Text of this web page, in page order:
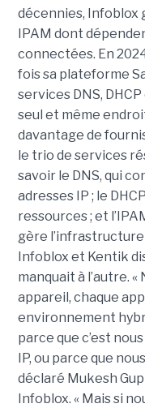
décennies, Infoblox
IPAM dont
connectées. En
fois sa plateforme
services DNS,
seul et même
davantage de
le trio de services
savoir le DNS, qui
adresses IP ; le
ressources ; et
gère l’infrastructure
Infoblox et Kentik
manquait à l’autre.
appareil, chaque
environnement
parce que c’est
IP, ou parce que
déclaré Mukesh
Infoblox. « Mais si